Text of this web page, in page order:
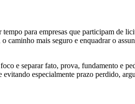
para empresas que participam de
mais seguro e enquadrar o
e separar fato, prova, fundamento e
especialmente prazo perdido,